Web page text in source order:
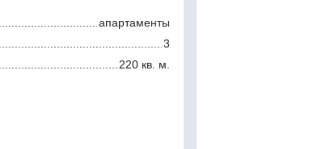
апартаменты
3
220 кв. м.